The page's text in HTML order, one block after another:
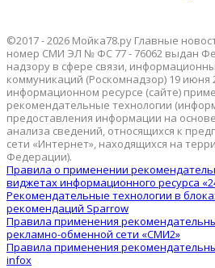
©2017 - 2026 Мойка78.ру Главные
номер СМИ ЭЛ № ФС 77 - 76062 выдан
надзору в сфере связи,
коммуникаций (Роскомнадзор) 19 июня
информационном ресурсе (сайте)
рекомендательные технологии
предоставления информации на
анализа сведений, относящихся к
сети «Интернет», находящихся на
Федерации).
Правила о применении
виджетах информационного ресурса
Рекомендательные технологии в
рекомендаций Sparrow
Правила применения
рекламно-обменной сети «СМИ2»
Правила применения
infox